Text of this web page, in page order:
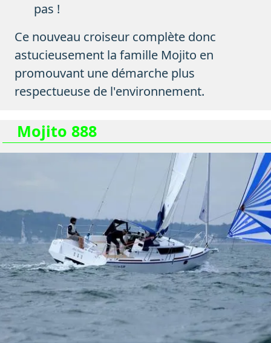
pas !
Ce nouveau croiseur complète donc
astucieusement la famille Mojito en
promouvant une démarche plus
respectueuse de l'environnement.
Mojito 888